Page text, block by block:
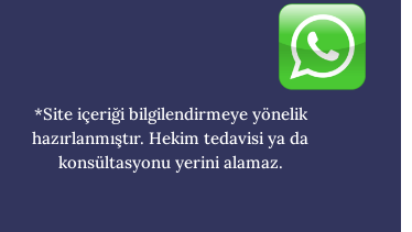
*Site içeriği bilgilendirmeye yönelik
hazırlanmıştır. Hekim tedavisi ya da
konsültasyonu yerini alamaz.